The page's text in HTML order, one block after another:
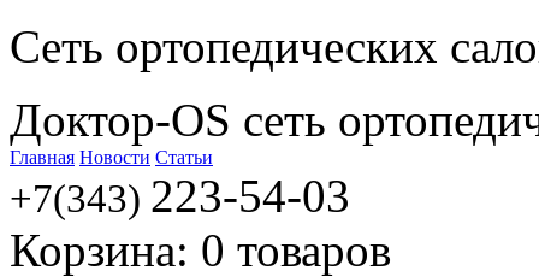
Сеть ортопедических
Доктор-OS сеть
Главная Новости Статьи
+7(343) 223-54-03
Корзина: 0 товаров